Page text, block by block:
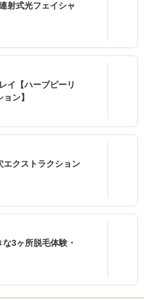
射式光フェイシャ
イ【ハーブピーリ
ン】
エクストラクション
3ヶ所脱毛体験・